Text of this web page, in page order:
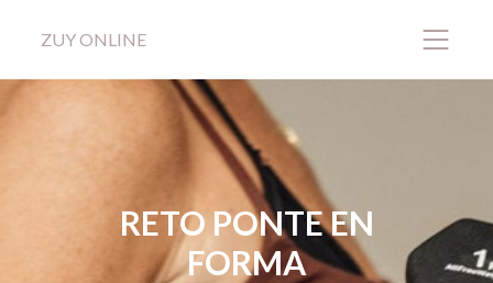
ZUY ONLINE
RETO PONTE EN
FORMA